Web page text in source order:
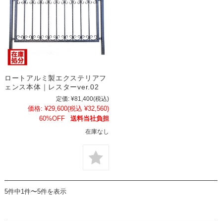
ロートアルミ製エクステリアフ
ェンス本体｜レスターver.02
定価: ¥81,400(税込)
価格: ¥29,600(税込 ¥32,560)
60%OFF
送料当社負担
在庫なし
5件中1件〜5件を表示